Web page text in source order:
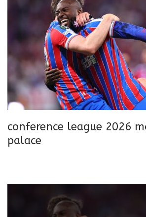
conference league 2026
palace